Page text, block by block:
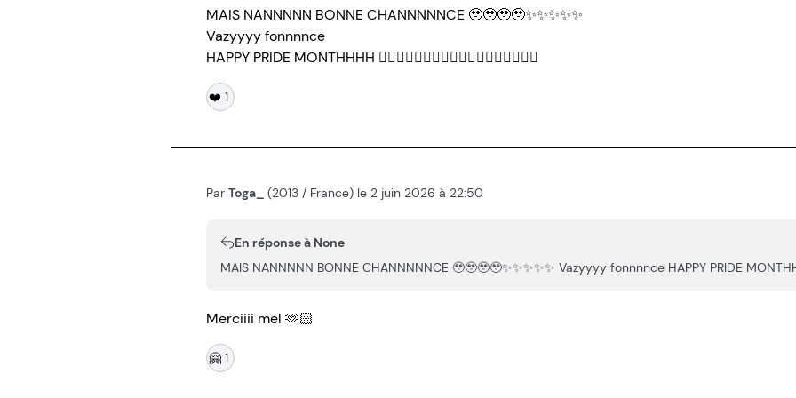
MAIS NANNNNN BONNE CHANNNNNCE 🥹🥹🥹🥹✨✨✨✨✨
Vazyyyy fonnnnce
HAPPY PRIDE MONTHHHH 🏳️‍🌈🏳️‍🌈🏳️‍🌈🏳️‍🌈🏳️‍🌈🏳️‍🌈🏳️‍🌈🏳️‍🌈🏳️‍🌈
❤️ 1
Par Toga_ (2013 / France) le 2 juin 2026 à 22:50
En réponse à None
MAIS NANNNNN BONNE CHANNNNNCE 🥹🥹🥹🥹✨✨✨✨✨ Vazyyyy fonnnnce HAPPY PRIDE MONTHHHH
Merciiii mel 🫶🏻
🤗 1